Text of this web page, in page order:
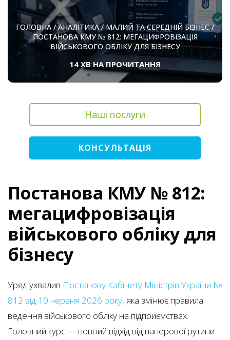
ГОЛОВНА /АНАЛІТИКА/МАЛИЙ ТА СЕРЕДНІЙ БІЗНЕС/
ПОСТАНОВА КМУ № 812: МЕГАЦИФРОВІЗАЦІЯ
ВІЙСЬКОВОГО ОБЛІКУ ДЛЯ БІЗНЕСУ
14 ХВ НА ПРОЧИТАННЯ
Наші послуги
КОНСУЛЬТАЦІЯ
Постанова КМУ № 812:
мегацифровізація
військового обліку для
бізнесу
Уряд ухвалив Постанову Кабінету Міністрів України №
812 від 10 червня 2026 року, яка змінює правила
ведення військового обліку на підприємствах.
Головний курс — повний відхід від паперової рутини